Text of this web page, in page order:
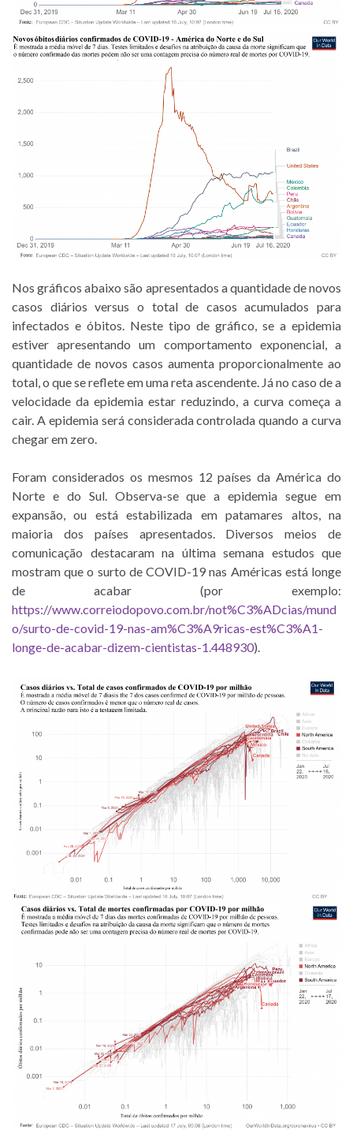
Nos gráficos abaixo são apresentados a quantidade de novos
casos diários versus o total de casos acumulados para
infectados e óbitos. Neste tipo de gráfico, se a epidemia
estiver apresentando um comportamento exponencial, a
quantidade de novos casos aumenta proporcionalmente ao
total, o que se reflete em uma reta ascendente. Já no caso de a
velocidade da epidemia estar reduzindo, a curva começa a
cair. A epidemia será considerada controlada quando a curva
chegar em zero.
Foram considerados os mesmos 12 países da América do
Norte e do Sul. Observa-se que a epidemia segue em
expansão, ou está estabilizada em patamares altos, na
maioria dos países apresentados. Diversos meios de
comunicação destacaram na última semana estudos que
mostram que o surto de COVID-19 nas Américas está longe
de acabar (por exemplo:
https://www.correiodopovo.com.br/not%C3%ADcias/mund
o/surto-de-covid-19-nas-am%C3%A9ricas-est%C3%A1-
longe-de-acabar-dizem-cientistas-1.448930).